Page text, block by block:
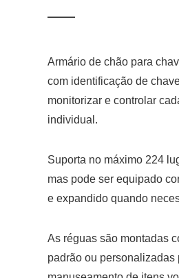
Armário de chão para
com identificação de
monitorizar e controlar
individual.
Suporta no máximo 224
mas pode ser equipado
e expandido quando
As réguas são montadas
padrão ou personalizadas